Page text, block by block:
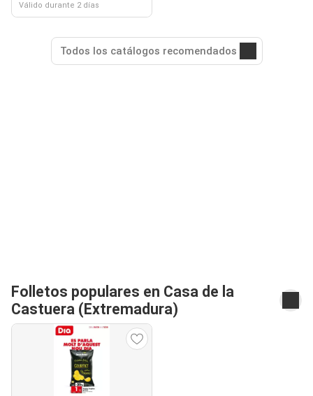
Válido durante 2 días
Todos los catálogos recomendados
Folletos populares en Casa de la
Castuera (Extremadura)